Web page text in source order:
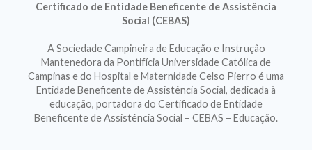
Certificado de Entidade Beneficente de Assistência
Social (CEBAS)
A Sociedade Campineira de Educação e Instrução
Mantenedora da Pontifícia Universidade Católica de
Campinas e do Hospital e Maternidade Celso Pierro é uma
Entidade Beneficente de Assistência Social, dedicada à
educação, portadora do Certificado de Entidade
Beneficente de Assistência Social – CEBAS – Educação.